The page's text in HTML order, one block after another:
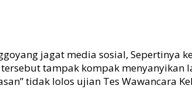
jagat media sosial,
tampak kompak
tidak lolos ujian Tes Wawancara